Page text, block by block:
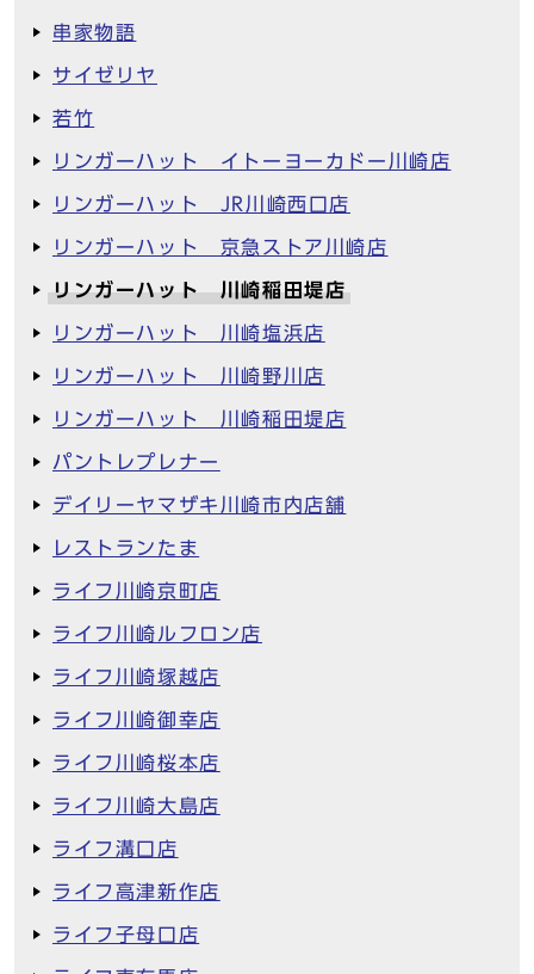
串家物語
サイゼリヤ
若竹
リンガーハット イトーヨーカドー川崎店
リンガーハット JR川崎西口店
リンガーハット 京急ストア川崎店
リンガーハット 川崎稲田堤店
リンガーハット 川崎塩浜店
リンガーハット 川崎野川店
リンガーハット 川崎稲田堤店
パントレプレナー
デイリーヤマザキ川崎市内店舗
レストランたま
ライフ川崎京町店
ライフ川崎ルフロン店
ライフ川崎塚越店
ライフ川崎御幸店
ライフ川崎桜本店
ライフ川崎大島店
ライフ溝口店
ライフ高津新作店
ライフ子母口店